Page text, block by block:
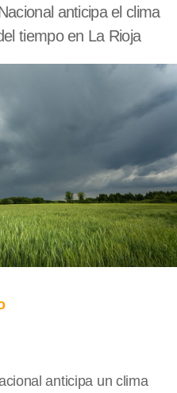
anticipa el clima
tiempo en La Rioja
anticipa un clima